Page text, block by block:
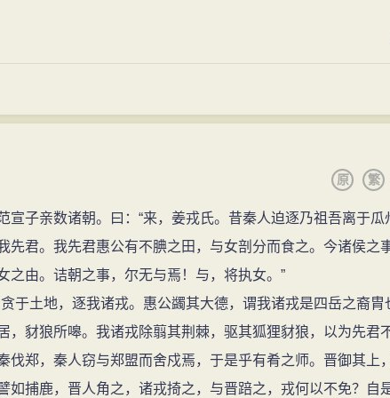
繁
原
子亲数诸朝。曰：“来，姜戎氏。昔秦人迫逐乃祖吾离于瓜
先君。我先君惠公有不腆之田，与女剖分而食之。今诸侯之
之由。诘朝之事，尔无与焉！与，将执女。”
土地，逐我诸戎。惠公蠲其大德，谓我诸戎是四岳之裔胄
，豺狼所嗥。我诸戎除翦其荆棘，驱其狐狸豺狼，以为先君
伐郑，秦人窃与郑盟而舍戍焉，于是乎有肴之师。晋御其上
如捕鹿，晋人角之，诸戎掎之，与晋踣之，戎何以不免？自